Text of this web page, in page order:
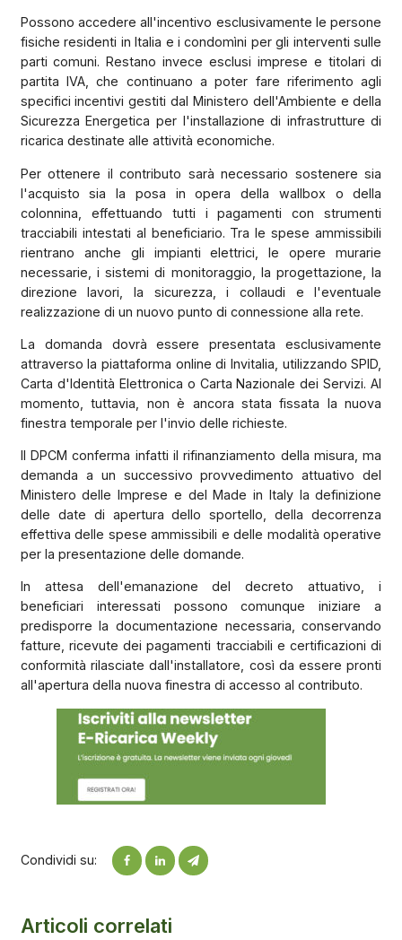
Possono accedere all'incentivo esclusivamente le persone
fisiche residenti in Italia e i condomìni per gli interventi sulle
parti comuni. Restano invece esclusi imprese e titolari di
partita IVA, che continuano a poter fare riferimento agli
specifici incentivi gestiti dal Ministero dell'Ambiente e della
Sicurezza Energetica per l'installazione di infrastrutture di
ricarica destinate alle attività economiche.
Per ottenere il contributo sarà necessario sostenere sia
l'acquisto sia la posa in opera della wallbox o della
colonnina, effettuando tutti i pagamenti con strumenti
tracciabili intestati al beneficiario. Tra le spese ammissibili
rientrano anche gli impianti elettrici, le opere murarie
necessarie, i sistemi di monitoraggio, la progettazione, la
direzione lavori, la sicurezza, i collaudi e l'eventuale
realizzazione di un nuovo punto di connessione alla rete.
La domanda dovrà essere presentata esclusivamente
attraverso la piattaforma online di Invitalia, utilizzando SPID,
Carta d'Identità Elettronica o Carta Nazionale dei Servizi. Al
momento, tuttavia, non è ancora stata fissata la nuova
finestra temporale per l'invio delle richieste.
Il DPCM conferma infatti il rifinanziamento della misura, ma
demanda a un successivo provvedimento attuativo del
Ministero delle Imprese e del Made in Italy la definizione
delle date di apertura dello sportello, della decorrenza
effettiva delle spese ammissibili e delle modalità operative
per la presentazione delle domande.
In attesa dell'emanazione del decreto attuativo, i
beneficiari interessati possono comunque iniziare a
predisporre la documentazione necessaria, conservando
fatture, ricevute dei pagamenti tracciabili e certificazioni di
conformità rilasciate dall'installatore, così da essere pronti
all'apertura della nuova finestra di accesso al contributo.
Condividi su:
Articoli correlati